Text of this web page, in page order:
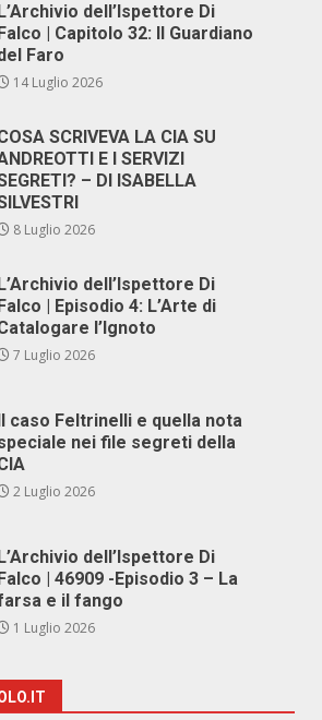
dell’Ispettore Di
| Capitolo 32: Il Guardiano
Faro
14 Luglio 2026
SCRIVEVA LA CIA SU
E I SERVIZI
– DI ISABELLA
8 Luglio 2026
dell’Ispettore Di
| Episodio 4: L’Arte di
l’Ignoto
7 Luglio 2026
caso Feltrinelli e quella nota
nei file segreti della
2 Luglio 2026
dell’Ispettore Di
| 46909 -Episodio 3 – La
e il fango
1 Luglio 2026